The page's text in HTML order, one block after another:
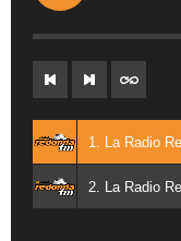
1. La Radio
2. La Radio